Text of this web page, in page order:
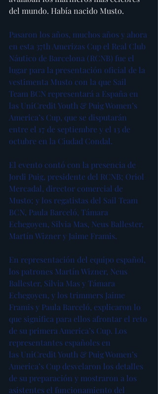
del mundo. Había nacido Musto.
Pasaron los años, muchos años y ahora
en esta 37th Amerizas Cup el Real Club
Náutico de Barcelona (RCNB) fue el
lugar para la presentación oficial de la
vestimenta Musto con la que Sail
Team BCN representará a España en
las UniCredit Youth & Puig Women’s
America’s Cup, que se disputarán
entre el 17 de septiembre y el 13 de
octubre en la Ciudad Condal.
El evento contó con la presencia de
Jordi Puig, presidente del RCNB; Oriol
Mercadal, director comercial de
Musto; y los regatistas del Sail Team
BCN, Paula Barceló, Támara
Echegoyen, Silvia Mas, Neus Ballester,
Martín Wizner y Jaime Framis.
En representación del equipo español,
los patrones Martín Wizner, Neus
Ballester, Silvia Mas y Támara
Echegoyen, y los trimmers Jaime
Framis y Paula Barceló, explicaron lo
que significa para ellos afrontar el reto
de su primera America’s Cup. Los
representantes españoles en
las UniCredit Youth & Puig Women’s
America’s Cup desvelaron los detalles
de su preparación y mostraron a los
asistentes el funcionamiento del